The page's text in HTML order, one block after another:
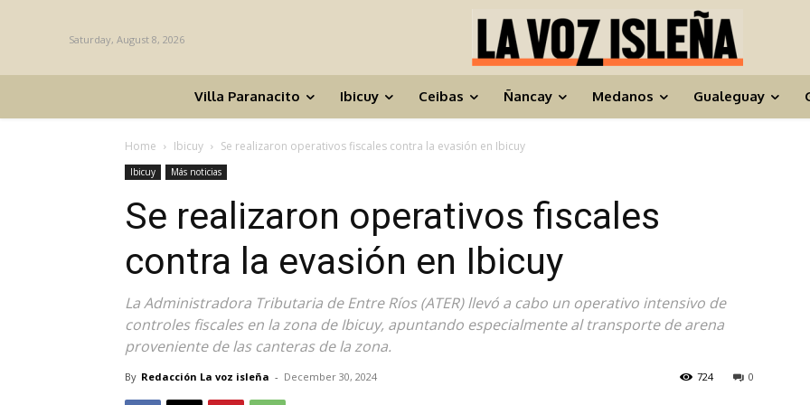
Saturday, August 8, 2026
Villa Paranacito Ibicuy Ceibas Ñancay Medanos Gualeguay
Home Ibicuy Se realizaron operativos fiscales contra la evasión en Ibicuy
Ibicuy Más noticias
Se realizaron operativos fiscales
contra la evasión en Ibicuy
La Administradora Tributaria de Entre Ríos (ATER) llevó a cabo un operativo intensivo de
controles fiscales en la zona de Ibicuy, apuntando especialmente al transporte de arena
proveniente de las canteras de la zona.
By Redacción La voz isleña - December 30, 2024 0
724